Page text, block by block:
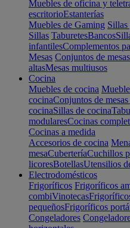
Muebles de oficina y
escritorioEstanterías
Muebles de Gaming Sillas
Sillas TaburetesBancos
infantilesComplementos
Mesas Conjuntos de
altasMesas multiusos
Cocina
Muebles de cocina
cocinaConjuntos de
cocinaSillas de cocina
modularesCocinas
Cocinas a medida
Accesorios de cocina
mesaCuberteríaCuchillos
licoresBotellasUtensilios
Electrodomésticos
Frigoríficos Frigoríficos
combiVinotecas
pequeñosFrigoríficos
Congeladores